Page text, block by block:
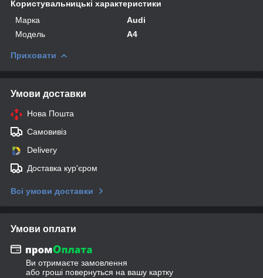
Користувальницькі характеристики
Марка
Audi
Модель
A4
Приховати
Умови доставки
Нова Пошта
Самовивіз
Delivery
Доставка кур'єром
Всі умови доставки
Умови оплати
Ви отримаєте замовлення
або гроші повернуться на вашу картку